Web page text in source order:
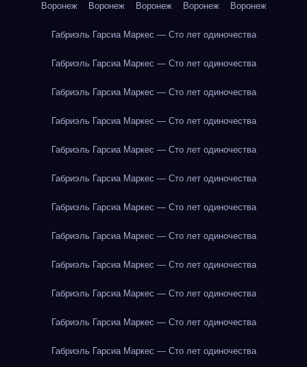
Воронеж Воронеж Воронеж Воронеж Воронеж
Габриэль Гарсиа Маркес — Сто лет одиночества
Габриэль Гарсиа Маркес — Сто лет одиночества
Габриэль Гарсиа Маркес — Сто лет одиночества
Габриэль Гарсиа Маркес — Сто лет одиночества
Габриэль Гарсиа Маркес — Сто лет одиночества
Габриэль Гарсиа Маркес — Сто лет одиночества
Габриэль Гарсиа Маркес — Сто лет одиночества
Габриэль Гарсиа Маркес — Сто лет одиночества
Габриэль Гарсиа Маркес — Сто лет одиночества
Габриэль Гарсиа Маркес — Сто лет одиночества
Габриэль Гарсиа Маркес — Сто лет одиночества
Габриэль Гарсиа Маркес — Сто лет одиночества